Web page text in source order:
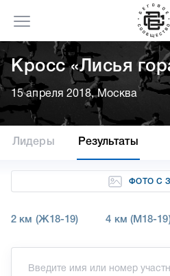
Кросс «Лисья
15 апреля 2018, Москва
Лидеры Результаты
ФОТО С
2 км (Ж18-19) 4 км (М18-